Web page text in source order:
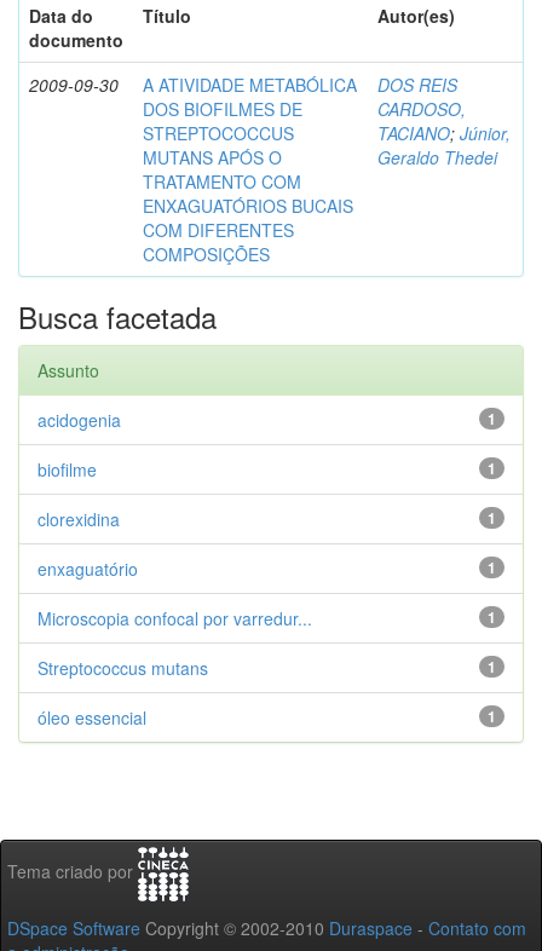
Data do
documento
Título Autor(es)
2009-09-30
A ATIVIDADE METABÓLICA
DOS BIOFILMES DE
STREPTOCOCCUS
MUTANS APÓS O
TRATAMENTO COM
ENXAGUATÓRIOS BUCAIS
COM DIFERENTES
COMPOSIÇÕES
DOS REIS
CARDOSO,
TACIANO; Júnior,
Geraldo Thedei
Busca facetada
Assunto
1
acidogenia
1
biofilme
1
clorexidina
1
enxaguatório
1
Microscopia confocal por varredur...
1
Streptococcus mutans
1
óleo essencial
Tema criado por
DSpace Software Copyright © 2002-2010 Duraspace - Contato com